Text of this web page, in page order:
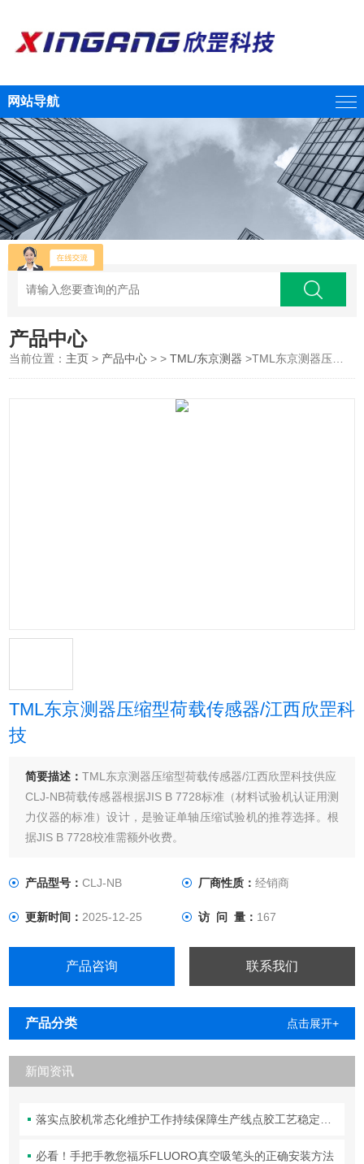
网站导航
产品中心
当前位置： 主页 > 产品中心 > >TML/东京测器 >TML东京测器压缩型荷载传感器/江西欣罡科技
TML东京测器压缩型荷载传感器/江西欣罡科
技
简要描述：TML东京测器压缩型荷载传感器/江西欣罡科技供应
CLJ-NB荷载传感器根据JIS B 7728标准（材料试验机认证用测
力仪器的标准）设计，是验证单轴压缩试验机的推荐选择。根
据JIS B 7728校准需额外收费。
产品型号：CLJ-NB 厂商性质： 经销商
更新时间：2025-12-25 访 问 量： 167
产品咨询 联系我们
产品分类 点击展开+
新闻资讯
落实点胶机常态化维护工作持续保障生产线点胶工艺稳定合规
必看！手把手教您福乐FLUORO真空吸笔头的正确安装方法